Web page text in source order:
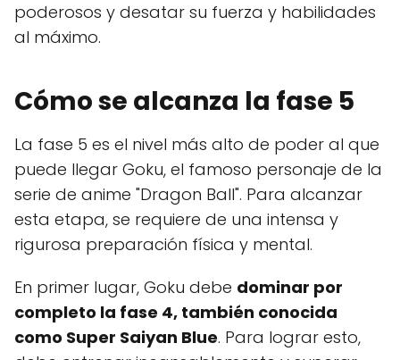
poderosos y desatar su fuerza y habilidades
al máximo.
Cómo se alcanza la fase 5
La fase 5 es el nivel más alto de poder al que
puede llegar Goku, el famoso personaje de la
serie de anime "Dragon Ball". Para alcanzar
esta etapa, se requiere de una intensa y
rigurosa preparación física y mental.
En primer lugar, Goku debe dominar por
completo la fase 4, también conocida
como Super Saiyan Blue. Para lograr esto,